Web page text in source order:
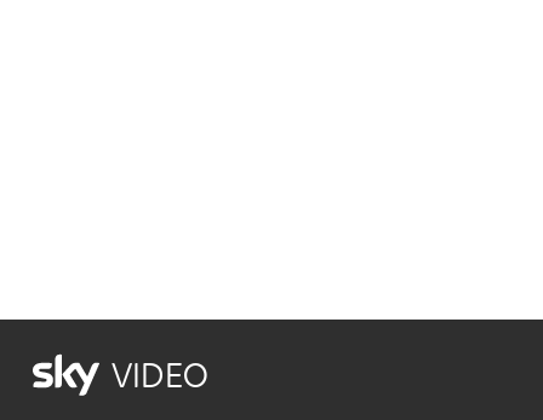
VIDEO